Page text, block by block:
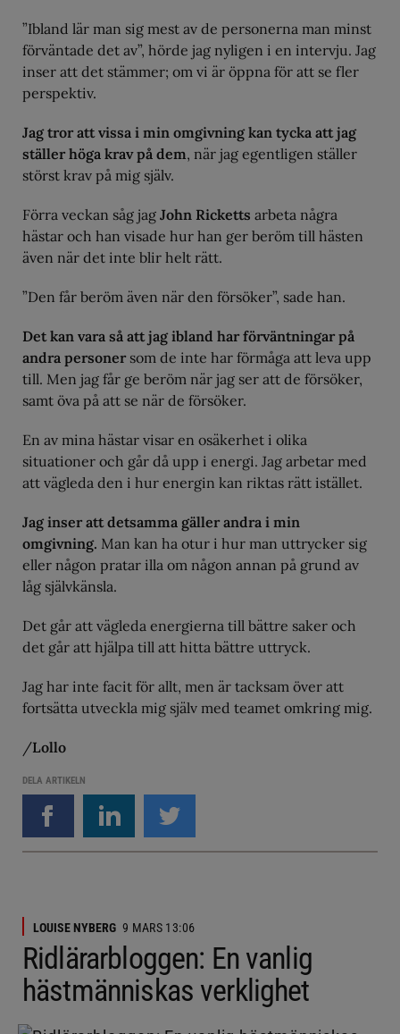
”Ibland lär man sig mest av de personerna man minst
förväntade det av”, hörde jag nyligen i en intervju. Jag
inser att det stämmer; om vi är öppna för att se fler
perspektiv.
Jag tror att vissa i min omgivning kan tycka att jag
ställer höga krav på dem, när jag egentligen ställer
störst krav på mig själv.
Förra veckan såg jag John Ricketts arbeta några
hästar och han visade hur han ger beröm till hästen
även när det inte blir helt rätt.
”Den får beröm även när den försöker”, sade han.
Det kan vara så att jag ibland har förväntningar på
andra personer som de inte har förmåga att leva upp
till. Men jag får ge beröm när jag ser att de försöker,
samt öva på att se när de försöker.
En av mina hästar visar en osäkerhet i olika
situationer och går då upp i energi. Jag arbetar med
att vägleda den i hur energin kan riktas rätt istället.
Jag inser att detsamma gäller andra i min
omgivning. Man kan ha otur i hur man uttrycker sig
eller någon pratar illa om någon annan på grund av
låg självkänsla.
Det går att vägleda energierna till bättre saker och
det går att hjälpa till att hitta bättre uttryck.
Jag har inte facit för allt, men är tacksam över att
fortsätta utveckla mig själv med teamet omkring mig.
/Lollo
DELA ARTIKELN
LOUISE NYBERG 9 MARS 13:06
Ridlärarbloggen: En vanlig
hästmänniskas verklighet